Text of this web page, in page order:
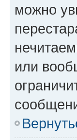
можно
или